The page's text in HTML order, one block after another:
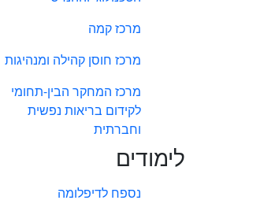
מרכז קמה
מרכז חוסן קהילה ומנהיגות
מרכז המחקר הבין-תחומי
לקידום בריאות נפשית
וחברתית
לימודים
נספח לדיפלומה